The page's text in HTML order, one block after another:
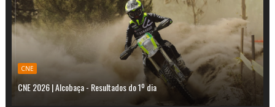
CNE
CNE 2026 | Alcobaça - Resultados do 1º dia